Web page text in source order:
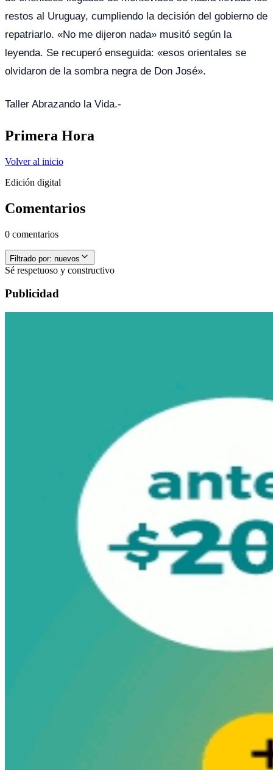
restos al Uruguay, cumpliendo la decisión del gobierno de
repatriarlo. «No me dijeron nada» musitó según la
leyenda. Se recuperó enseguida: «esos orientales se
olvidaron de la sombra negra de Don José».
Taller Abrazando la Vida.-
Primera Hora
Volver al inicio
Edición digital
Comentarios
0 comentarios
Filtrado por: nuevos
Sé respetuoso y constructivo
Publicidad